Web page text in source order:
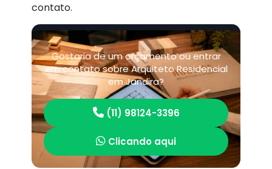
contato.
Gostaria de um orçamento ou entrar
em contato sobre Arquiteto Residencial
em Jandira?
(11) 98124-3396
Clicando aqui